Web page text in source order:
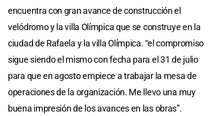
encuentra con gran avance de construcción el
velódromo y la villa Olímpica que se construye en la
ciudad de Rafaela y la villa Olímpica. “el compromiso
sigue siendo el mismo con fecha para el 31 de julio
para que en agosto empiece a trabajar la mesa de
operaciones de la organización. Me llevo una muy
buena impresión de los avances en las obras”.